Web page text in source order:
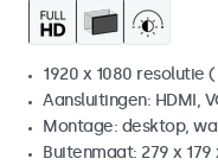
1920 x 1080 resolutie
Aansluitingen: HDMI,
Montage: desktop,
Buitenmaat: 279 x 179